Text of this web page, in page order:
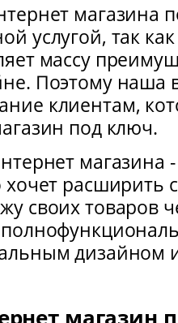
магазина
услугой, так
массу
Поэтому наша
клиентам,
под ключ.
магазина
расширить
своих товаров